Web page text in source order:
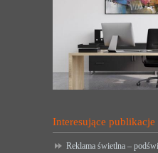
Interesujące publikacje
Reklama świetlna –